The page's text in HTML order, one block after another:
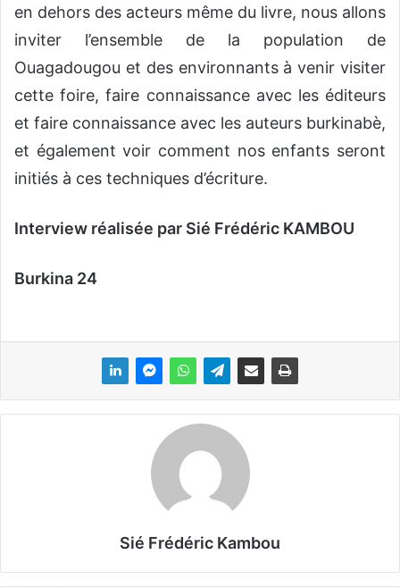
en dehors des acteurs même du livre, nous allons
inviter l’ensemble de la population de
Ouagadougou et des environnants à venir visiter
cette foire, faire connaissance avec les éditeurs
et faire connaissance avec les auteurs burkinabè,
et également voir comment nos enfants seront
initiés à ces techniques d’écriture.
Interview réalisée par Sié Frédéric KAMBOU
Burkina 24
Sié Frédéric Kambou